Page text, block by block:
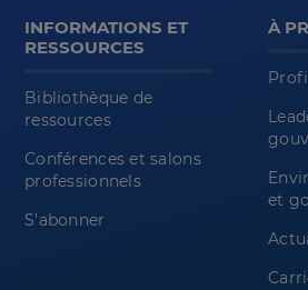
INFORMATIONS ET
RESSOURCES
Bibliothèque de
ressources
Conférences et salons
professionnels
S'abonner
À
et